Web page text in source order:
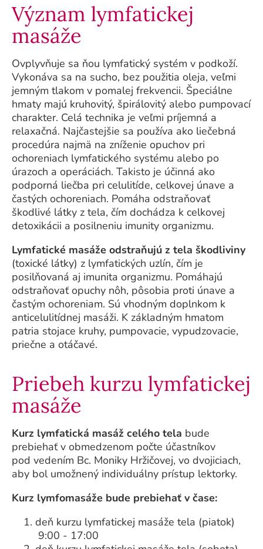
Význam lymfatickej
masáže
Ovplyvňuje sa ňou lymfatický systém v podkoží.
Vykonáva sa na sucho, bez použitia oleja, veľmi
jemným tlakom v pomalej frekvencii. Špeciálne
hmaty majú kruhovitý, špirálovitý alebo pumpovací
charakter. Celá technika je veľmi príjemná a
relaxačná. Najčastejšie sa používa ako liečebná
procedúra najmä na zníženie opuchov pri
ochoreniach lymfatického systému alebo po
úrazoch a operáciách. Takisto je účinná ako
podporná liečba pri celulitíde, celkovej únave a
častých ochoreniach. Pomáha odstraňovať
škodlivé látky z tela, čím dochádza k celkovej
detoxikácii a posilneniu imunity organizmu.
Lymfatické masáže odstraňujú z tela škodliviny
(toxické látky) z lymfatických uzlín, čím je
posilňovaná aj imunita organizmu. Pomáhajú
odstraňovať opuchy nôh, pôsobia proti únave a
častým ochoreniam. Sú vhodným doplnkom k
anticelulitídnej masáži. K základným hmatom
patria stojace kruhy, pumpovacie, vypudzovacie,
priečne a otáčavé.
Priebeh kurzu lymfatickej
masáže
Kurz lymfatická masáž celého tela bude
prebiehať v obmedzenom počte účastníkov
pod vedením Bc. Moniky Hržičovej, vo dvojiciach,
aby bol umožnený individuálny prístup lektorky.
Kurz lymfomasáže bude prebiehať v čase:
deň kurzu lymfatickej masáže tela (piatok)
9:00 - 17:00